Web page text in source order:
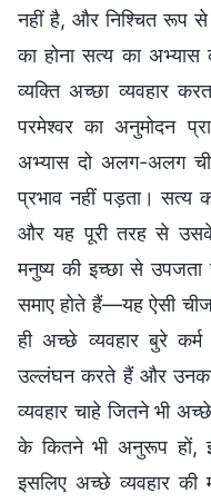
नहीं है, और निश्चित रूप से
का होना सत्य का
व्यक्ति अच्छा व्यवहार
परमेश्वर का अनुमोदन
अभ्यास दो अलग-अलग
प्रभाव नहीं पड़ता। सत्य
और यह पूरी तरह से
मनुष्य की इच्छा से
समाए होते हैं—यह ऐसी
ही अच्छे व्यवहार बुरे
उल्लंघन करते हैं और उनका
व्यवहार चाहे जितने भी
के कितने भी अनुरूप हों,
इसलिए अच्छे व्यवहार की